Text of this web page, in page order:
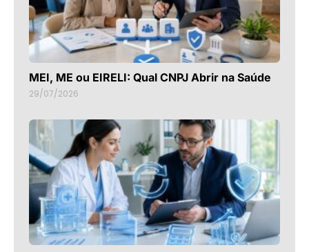
MEI, ME ou EIRELI: Qual CNPJ Abrir na Saúde
29/07/2026